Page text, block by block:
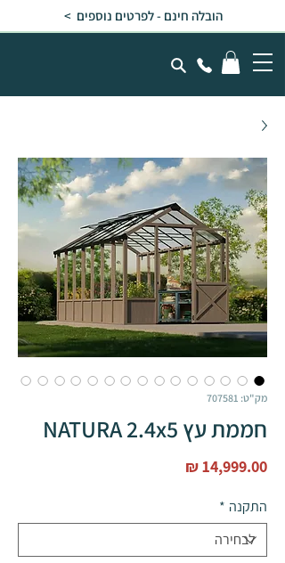
הובלה חינם - לפרטים נוספים >
מק"ט: 707581
חממת עץ NATURA 2.4x5
התקנה *